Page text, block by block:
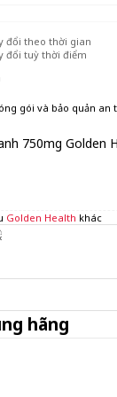
đổi theo thời gian
đổi tuỳ thời điểm
gói và bảo quản an
750mg Golden
Golden Health khác
hãng